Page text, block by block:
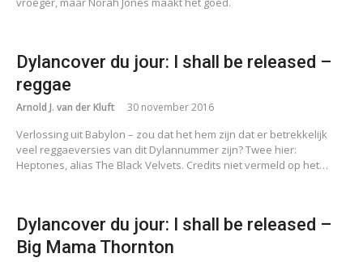
Dylancover du jour: I shall be released –
reggae
Arnold J. van der Kluft 30 november 2016
Verlossing uit Babylon – zou dat het hem zijn dat er betrekkelijk
veel reggaeversies van dit Dylannummer zijn? Twee hier:
Heptones, alias The Black Velvets. Credits niet vermeld op het…
Dylancover du jour: I shall be released –
Big Mama Thornton